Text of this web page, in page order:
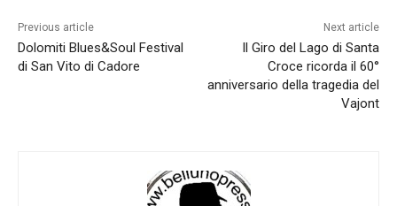
Previous article
Dolomiti Blues&Soul Festival
di San Vito di Cadore
Next article
Il Giro del Lago di Santa
Croce ricorda il 60°
anniversario della tragedia del
Vajont